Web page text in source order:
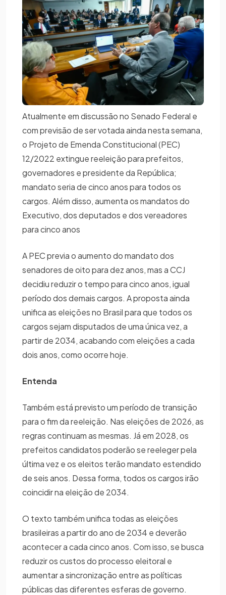
Atualmente em discussão no Senado Federal e
com previsão de ser votada ainda nesta semana,
o Projeto de Emenda Constitucional (PEC)
12/2022 extingue reeleição para prefeitos,
governadores e presidente da República;
mandato seria de cinco anos para todos os
cargos. Além disso, aumenta os mandatos do
Executivo, dos deputados e dos vereadores
para cinco anos
A PEC previa o aumento do mandato dos
senadores de oito para dez anos, mas a CCJ
decidiu reduzir o tempo para cinco anos, igual
período dos demais cargos. A proposta ainda
unifica as eleições no Brasil para que todos os
cargos sejam disputados de uma única vez, a
partir de 2034, acabando com eleições a cada
dois anos, como ocorre hoje.
Entenda
Também está previsto um período de transição
para o fim da reeleição. Nas eleições de 2026, as
regras continuam as mesmas. Já em 2028, os
prefeitos candidatos poderão se reeleger pela
última vez e os eleitos terão mandato estendido
de seis anos. Dessa forma, todos os cargos irão
coincidir na eleição de 2034.
O texto também unifica todas as eleições
brasileiras a partir do ano de 2034 e deverão
acontecer a cada cinco anos. Com isso, se busca
reduzir os custos do processo eleitoral e
aumentar a sincronização entre as políticas
públicas das diferentes esferas de governo.